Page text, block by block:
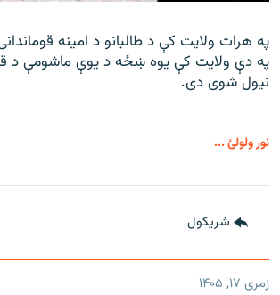
په هرات ولایت کې د طالبانو د امینه
په دې ولایت کې یوه ښځه د یوې ماشومې د
نیول شوی دی.
نور ولولئ ...
شريکول
زمری ۱۷, ۱۴۰۵